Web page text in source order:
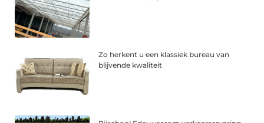
Zo herkent u een klassiek bureau van
blijvende kwaliteit